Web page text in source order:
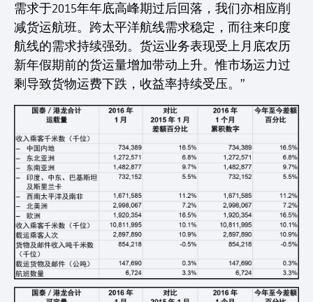
需求于2015年年底高峰期过后回落，我们亦相应削
减货运航班。跨太平洋航线需求稳定，而往来印度
航线的需求持续强劲。货运业务表现受上月底农历
新年假期前的货运量增加带动上升。惟市场运力过
剩导致货物运费下跌，收益率持续受压。”